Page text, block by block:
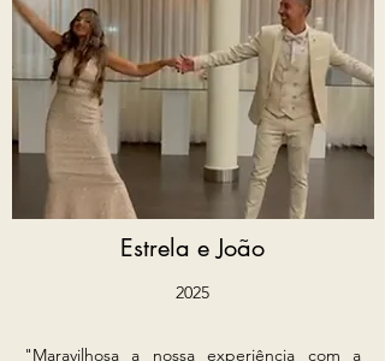
Estrela e João
2025​
"Maravilhosa a nossa experiência com a